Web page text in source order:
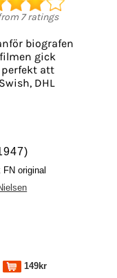
7ratings
biografen
filmen gick
perfekt att
DHL
original
149kr